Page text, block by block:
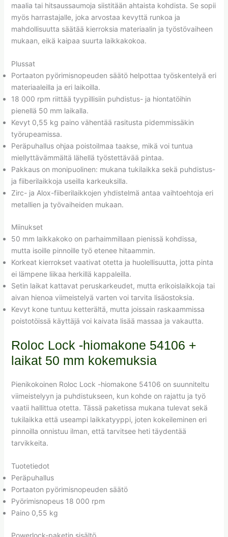
maalia tai hitsaussaumoja siistitään ahtaista kohdista. Se sopii
myös harrastajalle, joka arvostaa kevyttä runkoa ja
mahdollisuutta säätää kierroksia materiaalin ja työstövaiheen
mukaan, eikä kaipaa suurta laikkakokoa.
Plussat
Portaaton pyörimisnopeuden säätö helpottaa työskentelyä eri
materiaaleilla ja eri laikoilla.
18 000 rpm riittää tyypillisiin puhdistus- ja hiontatöihin
pienellä 50 mm laikalla.
Kevyt 0,55 kg paino vähentää rasitusta pidemmissäkin
työrupeamissa.
Peräpuhallus ohjaa poistoilmaa taakse, mikä voi tuntua
miellyttävämmältä lähellä työstettävää pintaa.
Pakkaus on monipuolinen: mukana tukilaikka sekä puhdistus-
ja fiiberilaikkoja useilla karkeuksilla.
Zirc- ja Alox-fiiberilaikkojen yhdistelmä antaa vaihtoehtoja eri
metallien ja työvaiheiden mukaan.
Miinukset
50 mm laikkakoko on parhaimmillaan pienissä kohdissa,
mutta isoille pinnoille työ etenee hitaammin.
Korkeat kierrokset vaativat otetta ja huolellisuutta, jotta pinta
ei lämpene liikaa herkillä kappaleilla.
Setin laikat kattavat peruskarkeudet, mutta erikoislaikkoja tai
aivan hienoa viimeistelyä varten voi tarvita lisäostoksia.
Kevyt kone tuntuu ketterältä, mutta joissain raskaammissa
poistotöissä käyttäjä voi kaivata lisää massaa ja vakautta.
Roloc Lock -hiomakone 54106 +
laikat 50 mm kokemuksia
Pienikokoinen Roloc Lock -hiomakone 54106 on suunniteltu
viimeistelyyn ja puhdistukseen, kun kohde on rajattu ja työ
vaatii hallittua otetta. Tässä paketissa mukana tulevat sekä
tukilaikka että useampi laikkatyyppi, joten kokeileminen eri
pinnoilla onnistuu ilman, että tarvitsee heti täydentää
tarvikkeita.
Tuotetiedot
Peräpuhallus
Portaaton pyörimisnopeuden säätö
Pyörimisnopeus 18 000 rpm
Paino 0,55 kg